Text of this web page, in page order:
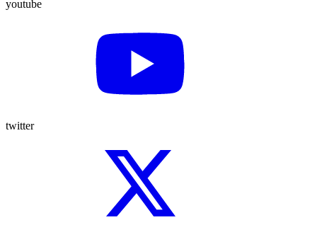
youtube
twitter